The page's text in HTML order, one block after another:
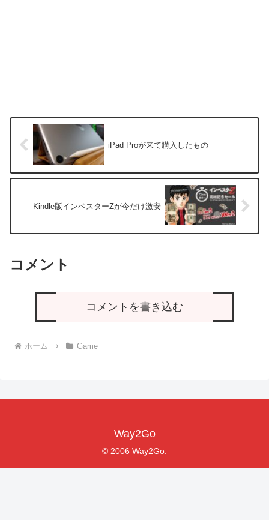
iPad Proが来て購入したもの
Kindle版インベスターZが今だけ激安
コメント
コメントを書き込む
ホーム Game
Way2Go
© 2006 Way2Go.